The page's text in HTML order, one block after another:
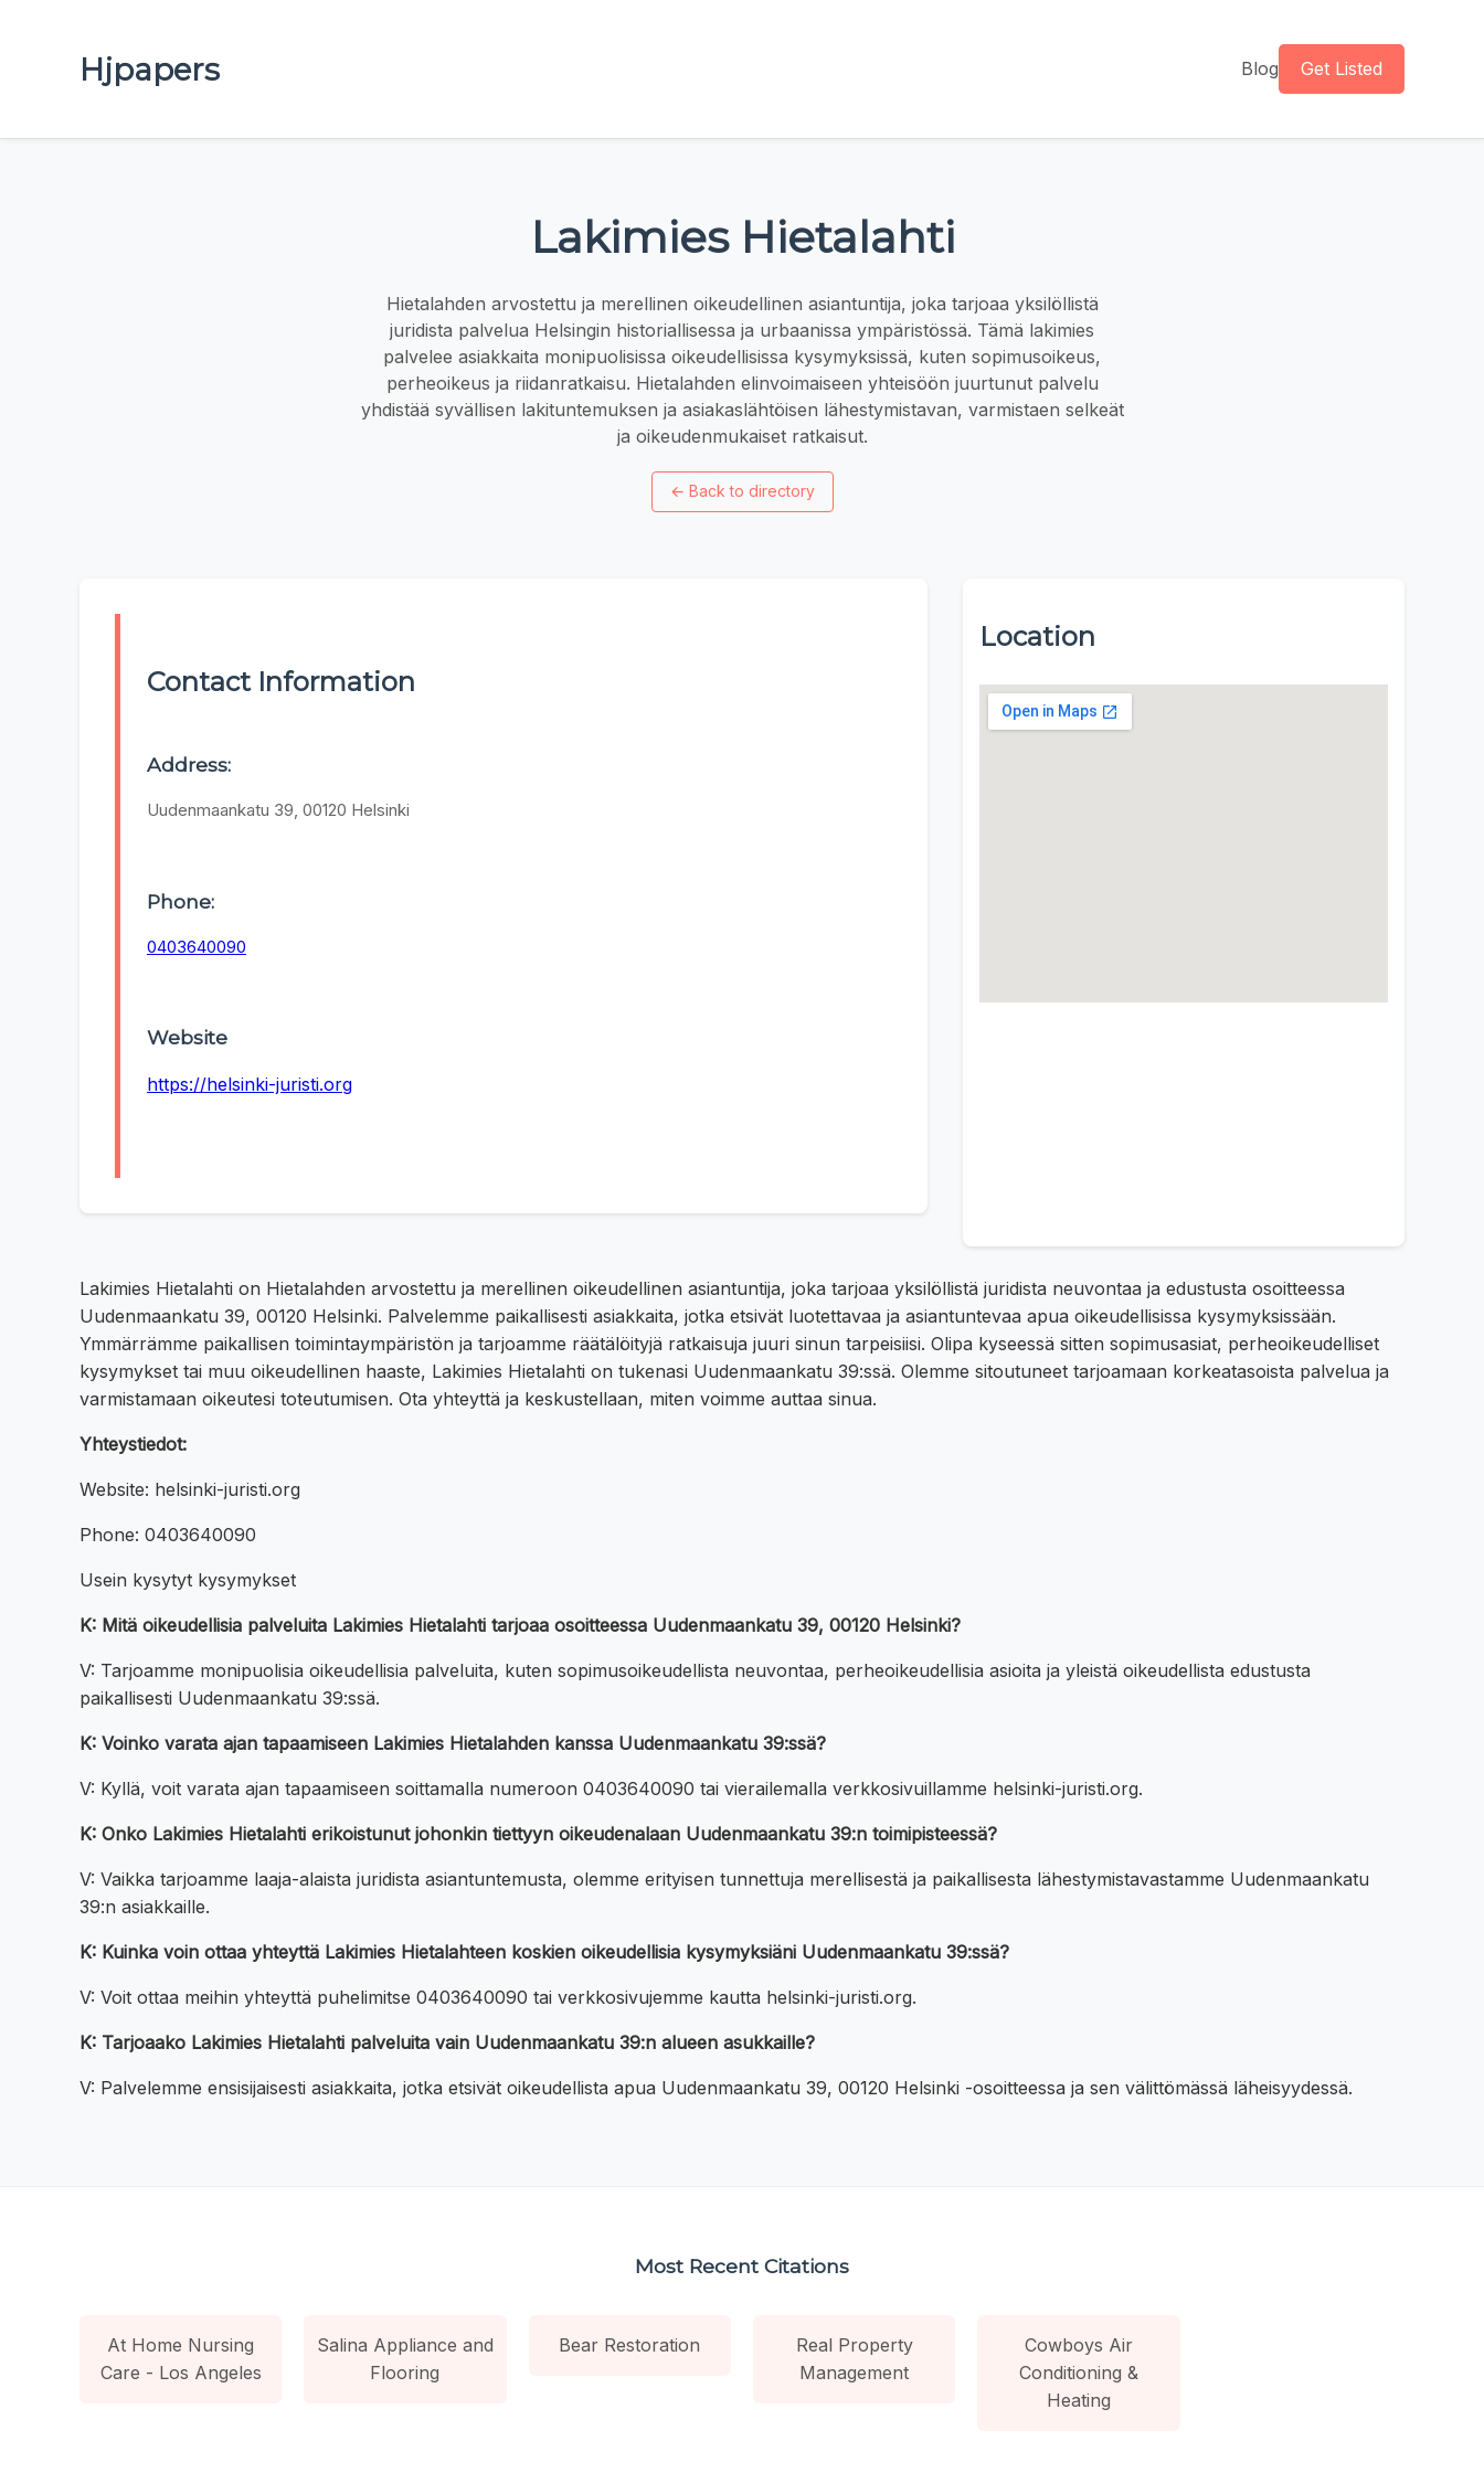
Hjpapers Blog Get Listed
Lakimies Hietalahti
Hietalahden arvostettu ja merellinen oikeudellinen asiantuntija, joka tarjoaa yksilöllistä
juridista palvelua Helsingin historiallisessa ja urbaanissa ympäristössä. Tämä lakimies
palvelee asiakkaita monipuolisissa oikeudellisissa kysymyksissä, kuten sopimusoikeus,
perheoikeus ja riidanratkaisu. Hietalahden elinvoimaiseen yhteisöön juurtunut palvelu
yhdistää syvällisen lakituntemuksen ja asiakaslähtöisen lähestymistavan, varmistaen selkeät
ja oikeudenmukaiset ratkaisut.
← Back to directory
Contact Information
Address:
Uudenmaankatu 39, 00120 Helsinki
Phone:
0403640090
Website
https://helsinki-juristi.org
Location
Lakimies Hietalahti on Hietalahden arvostettu ja merellinen oikeudellinen asiantuntija, joka tarjoaa yksilöllistä juridista neuvontaa ja edustusta osoitteessa
Uudenmaankatu 39, 00120 Helsinki. Palvelemme paikallisesti asiakkaita, jotka etsivät luotettavaa ja asiantuntevaa apua oikeudellisissa kysymyksissään.
Ymmärrämme paikallisen toimintaympäristön ja tarjoamme räätälöityjä ratkaisuja juuri sinun tarpeisiisi. Olipa kyseessä sitten sopimusasiat, perheoikeudelliset
kysymykset tai muu oikeudellinen haaste, Lakimies Hietalahti on tukenasi Uudenmaankatu 39:ssä. Olemme sitoutuneet tarjoamaan korkeatasoista palvelua ja
varmistamaan oikeutesi toteutumisen. Ota yhteyttä ja keskustellaan, miten voimme auttaa sinua.
Yhteystiedot:
Website: helsinki-juristi.org
Phone: 0403640090
Usein kysytyt kysymykset
K: Mitä oikeudellisia palveluita Lakimies Hietalahti tarjoaa osoitteessa Uudenmaankatu 39, 00120 Helsinki?
V: Tarjoamme monipuolisia oikeudellisia palveluita, kuten sopimusoikeudellista neuvontaa, perheoikeudellisia asioita ja yleistä oikeudellista edustusta
paikallisesti Uudenmaankatu 39:ssä.
K: Voinko varata ajan tapaamiseen Lakimies Hietalahden kanssa Uudenmaankatu 39:ssä?
V: Kyllä, voit varata ajan tapaamiseen soittamalla numeroon 0403640090 tai vierailemalla verkkosivuillamme helsinki-juristi.org.
K: Onko Lakimies Hietalahti erikoistunut johonkin tiettyyn oikeudenalaan Uudenmaankatu 39:n toimipisteessä?
V: Vaikka tarjoamme laaja-alaista juridista asiantuntemusta, olemme erityisen tunnettuja merellisestä ja paikallisesta lähestymistavastamme Uudenmaankatu
39:n asiakkaille.
K: Kuinka voin ottaa yhteyttä Lakimies Hietalahteen koskien oikeudellisia kysymyksiäni Uudenmaankatu 39:ssä?
V: Voit ottaa meihin yhteyttä puhelimitse 0403640090 tai verkkosivujemme kautta helsinki-juristi.org.
K: Tarjoaako Lakimies Hietalahti palveluita vain Uudenmaankatu 39:n alueen asukkaille?
V: Palvelemme ensisijaisesti asiakkaita, jotka etsivät oikeudellista apua Uudenmaankatu 39, 00120 Helsinki -osoitteessa ja sen välittömässä läheisyydessä.
Most Recent Citations
At Home Nursing
Care - Los Angeles
Salina Appliance and
Flooring
Bear Restoration
Real Property
Management
Cowboys Air
Conditioning &
Heating